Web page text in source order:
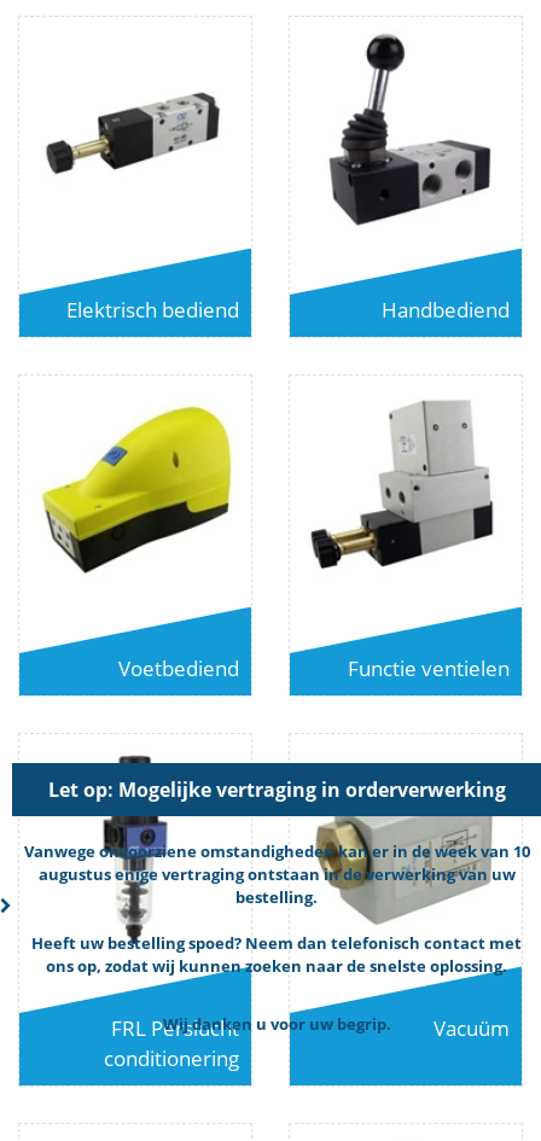
Let op: Mogelijke vertraging in orderverwerking
Vanwege onvoorziene omstandigheden kan er in de week van 10
augustus enige vertraging ontstaan in de verwerking van uw
bestelling.
Heeft uw bestelling spoed? Neem dan telefonisch contact met
ons op, zodat wij kunnen zoeken naar de snelste oplossing.
Wij danken u voor uw begrip.
Elektrisch bediend Handbediend
Voetbediend Functie ventielen
FRL Perslucht
conditionering
Vacuüm